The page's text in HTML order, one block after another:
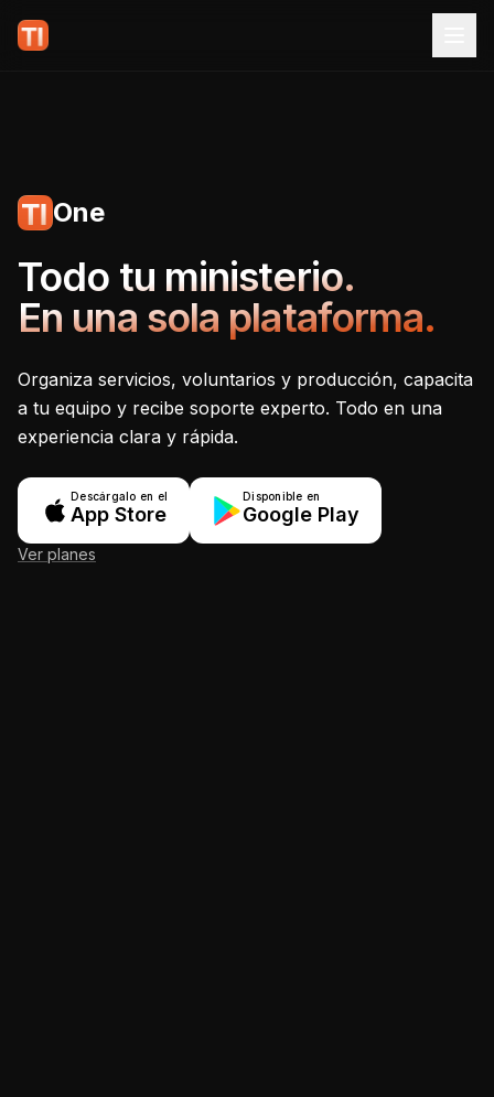
One
Tecnoiglesia One -
Todo tu ministerio.
En una sola plataforma.
Organiza servicios, voluntarios y producción, capacita
a tu equipo y recibe soporte experto. Todo en una
experiencia clara y rápida.
Descárgalo en el
App Store
Disponible en
Google Play
Ver planes